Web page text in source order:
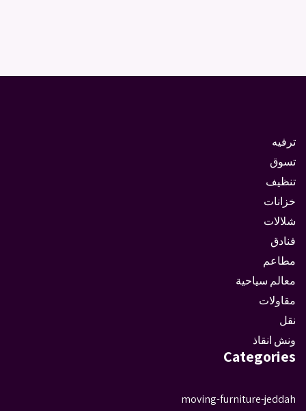
ترفيه
تسوق
تنظيف
خزانات
شلالات
فنادق
مطاعم
معالم سياحية
مقاولات
نقل
ونش انقاذ
Categories
moving-furniture-jeddah